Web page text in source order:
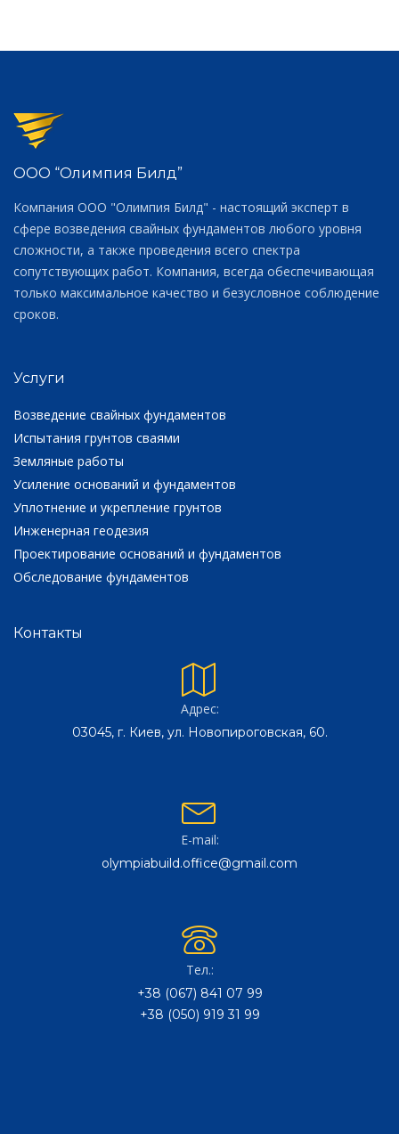
ООО “Олимпия Билд”
Компания ООО "Олимпия Билд" - настоящий эксперт в
сфере возведения свайных фундаментов любого уровня
сложности, а также проведения всего спектра
сопутствующих работ. Компания, всегда обеспечивающая
только максимальное качество и безусловное соблюдение
сроков.
Услуги
Возведение свайных фундаментов
Испытания грунтов сваями
Земляные работы
Усиление оснований и фундаментов
Уплотнение и укрепление грунтов
Инженерная геодезия
Проектирование оснований и фундаментов
Обследование фундаментов
Контакты
Адрес:
03045, г. Киев, ул. Новопироговская, 60.
E-mail:
olympiabuild.office@gmail.com
Тел.:
+38 (067) 841 07 99
+38 (050) 919 31 99